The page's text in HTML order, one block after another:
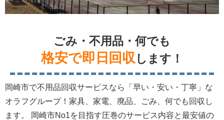
ごみ・不用品・何でも
格安で即日回収 します！
岡崎市で不用品回収サービスなら「早い・安い・丁寧」な
オラフグループ！家具、家電、廃品、ごみ、何でも回収し
ます。 岡崎市No1を目指す圧巻のサービス内容と最安値の